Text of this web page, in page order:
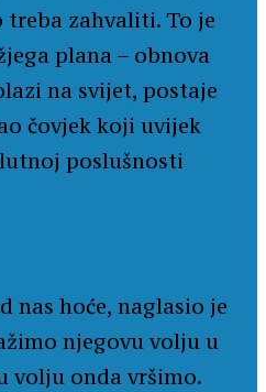
treba zahvaliti. To je
plana – obnova
na svijet, postaje
čovjek koji uvijek
poslušnosti
nas hoće, naglasio je
njegovu volju u
volju onda vršimo.